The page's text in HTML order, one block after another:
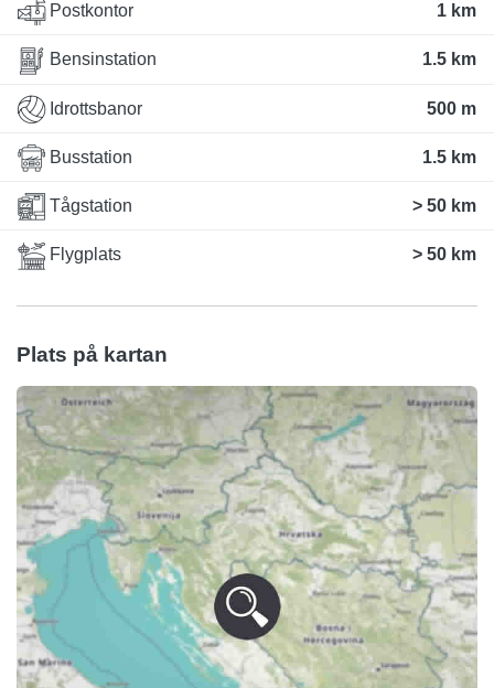
Postkontor 1 km
Bensinstation 1.5 km
Idrottsbanor 500 m
Busstation 1.5 km
Tågstation > 50 km
Flygplats > 50 km
Plats på kartan